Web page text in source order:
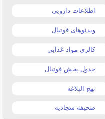
اطلاعات دارویی
ویدئوهای فوتبال
کالری مواد غذایی
جدول پخش فوتبال
نهج البلاغه
صحیفه سجادیه